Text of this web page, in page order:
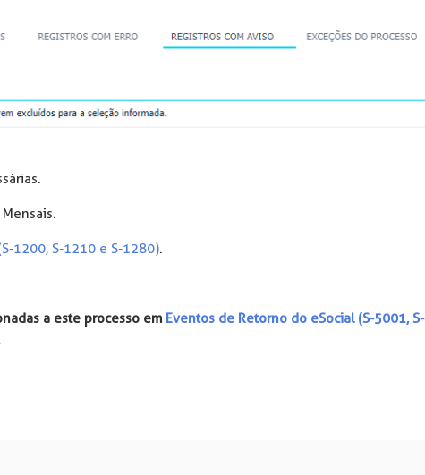
1200, S-1210 e S-1280).
a este processo em Eventos de Retorno do eSocial (S-5001, S-